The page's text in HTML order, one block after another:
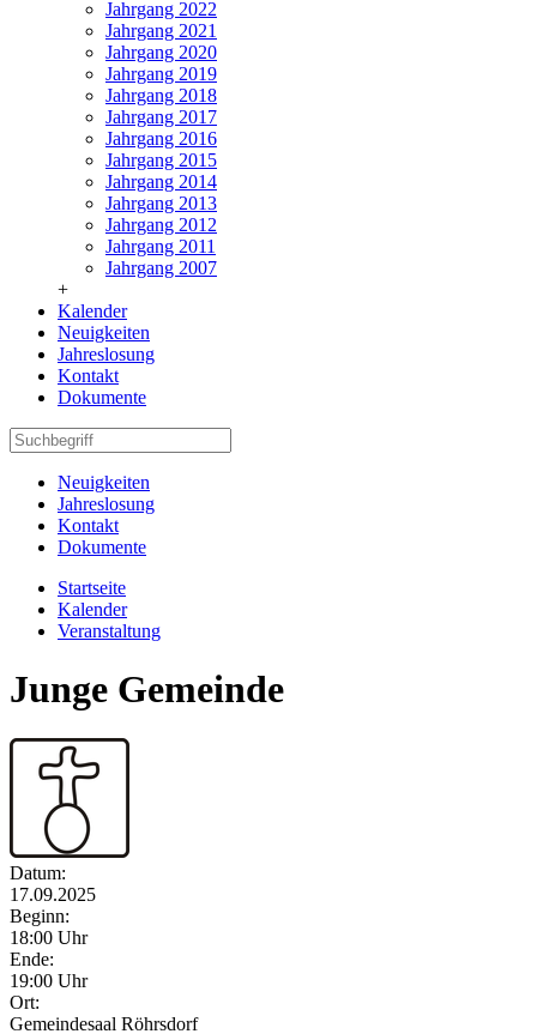
Jahrgang 2022
Jahrgang 2021
Jahrgang 2020
Jahrgang 2019
Jahrgang 2018
Jahrgang 2017
Jahrgang 2016
Jahrgang 2015
Jahrgang 2014
Jahrgang 2013
Jahrgang 2012
Jahrgang 2011
Jahrgang 2007
+
Kalender
Neuigkeiten
Jahreslosung
Kontakt
Dokumente
Neuigkeiten
Jahreslosung
Kontakt
Dokumente
Startseite
Kalender
Veranstaltung
Junge Gemeinde
Datum:
17.09.2025
Beginn:
18:00 Uhr
Ende:
19:00 Uhr
Ort:
Gemeindesaal Röhrsdorf